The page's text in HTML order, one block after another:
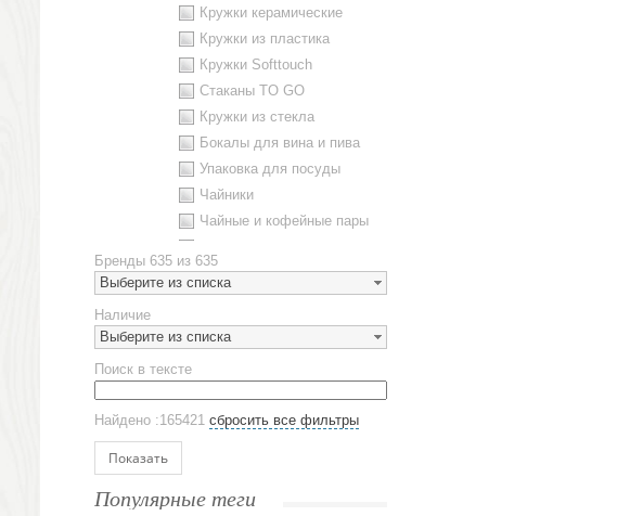
Кружки керамические
Кружки из пластика
Кружки Softtouch
Стаканы TO GO
Кружки из стекла
Бокалы для вина и пива
Упаковка для посуды
Чайники
Чайные и кофейные пары
Наборы посуды
Предметы сервировки
Стаканы
Эко кружки
ЕВРОПОСУДА
Аксессуары
Ежедневники и блокноты
Датированные ежедневники
Бренды 635 из 635
Выберите из списка
Наличие
Выберите из списка
Поиск в тексте
Найдено :165421 сбросить все фильтры
Показать
Популярные теги